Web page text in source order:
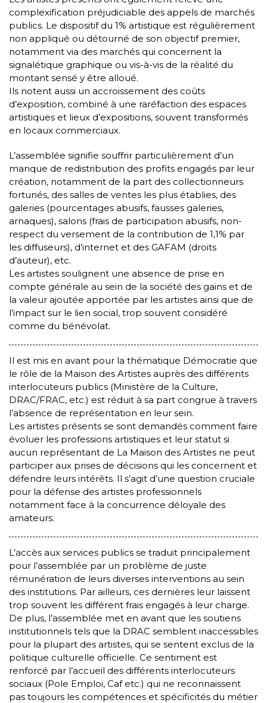
complexification préjudiciable des appels de marchés
publics. Le dispositif du 1% artistique est régulièrement
non appliqué ou détourné de son objectif premier,
notamment via des marchés qui concernent la
signalétique graphique ou vis-à-vis de la réalité du
montant sensé y être alloué.
Ils notent aussi un accroissement des coûts
d’exposition, combiné à une raréfaction des espaces
artistiques et lieux d’expositions, souvent transformés
en locaux commerciaux.
L’assemblée signifie souffrir particulièrement d’un
manque de redistribution des profits engagés par leur
création, notamment de la part des collectionneurs
fortunés, des salles de ventes les plus établies, des
galeries (pourcentages abusifs, fausses galeries,
arnaques), salons (frais de participation abusifs, non-
respect du versement de la contribution de 1,1% par
les diffuseurs), d’internet et des GAFAM (droits
d’auteur), etc.
Les artistes soulignent une absence de prise en
compte générale au sein de la société des gains et de
la valeur ajoutée apportée par les artistes ainsi que de
l’impact sur le lien social, trop souvent considéré
comme du bénévolat.
Il est mis en avant pour la thématique Démocratie que
le rôle de la Maison des Artistes auprès des différents
interlocuteurs publics (Ministère de la Culture,
DRAC/FRAC, etc.) est réduit à sa part congrue à travers
l’absence de représentation en leur sein.
Les artistes présents se sont demandés comment faire
évoluer les professions artistiques et leur statut si
aucun représentant de La Maison des Artistes ne peut
participer aux prises de décisions qui les concernent et
défendre leurs intérêts. Il s’agit d’une question cruciale
pour la défense des artistes professionnels
notamment face à la concurrence déloyale des
amateurs.
L’accès aux services publics se traduit principalement
pour l’assemblée par un problème de juste
rémunération de leurs diverses interventions au sein
des institutions. Par ailleurs, ces dernières leur laissent
trop souvent les différent frais engagés à leur charge.
De plus, l’assemblée met en avant que les soutiens
institutionnels tels que la DRAC semblent inaccessibles
pour la plupart des artistes, qui se sentent exclus de la
politique culturelle officielle. Ce sentiment est
renforcé par l’accueil des différents interlocuteurs
sociaux (Pole Emploi, Caf etc.) qui ne reconnaissent
pas toujours les compétences et spécificités du métier